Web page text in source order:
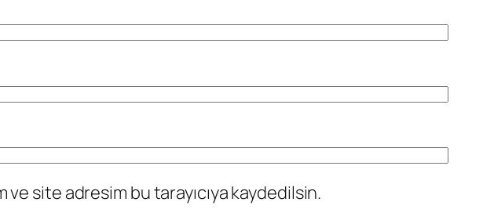
ve site adresim bu tarayıcıya kaydedilsin.